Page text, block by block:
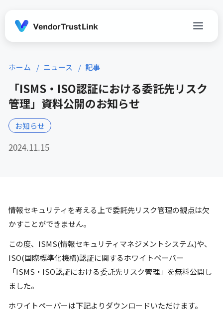
ホーム ニュース 記事
「ISMS・ISO認証における委託先リスク
管理」資料公開のお知らせ
お知らせ
2024.11.15
情報セキュリティを考える上で委託先リスク管理の観点は欠
かすことができません。
この度、ISMS(情報セキュリティマネジメントシステム)や、
ISO(国際標準化機構)認証に関するホワイトペーパー
「ISMS・ISO認証における委託先リスク管理」を無料公開し
ました。
ホワイトペーパーは下記よりダウンロードいただけます。